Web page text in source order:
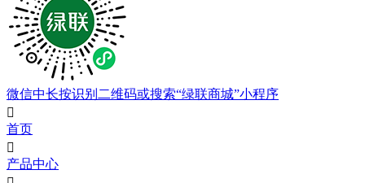
微信中长按识别二维码或搜索“绿联商城”小程序

首页

产品中心